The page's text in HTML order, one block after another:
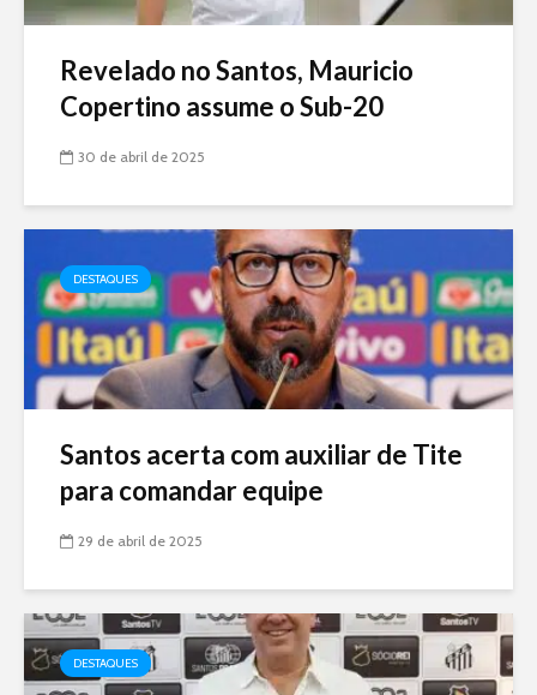
Revelado no Santos, Mauricio
Copertino assume o Sub-20
30 de abril de 2025
DESTAQUES
Santos acerta com auxiliar de Tite
para comandar equipe
29 de abril de 2025
DESTAQUES